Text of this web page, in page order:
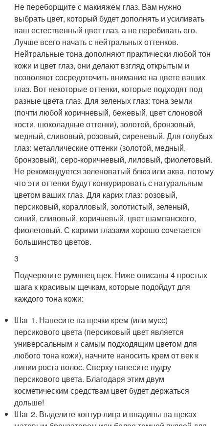
Не переборщите с макияжем глаз. Вам нужно
выбрать цвет, который будет дополнять и усиливать
ваш естественный цвет глаз, а не перебивать его.
Лучше всего начать с нейтральных оттенков.
Нейтральные тона дополняют практически любой тон
кожи и цвет глаз, они делают взгляд открытым и
позволяют сосредоточить внимание на цвете ваших
глаз. Вот некоторые оттенки, которые подходят под
разные цвета глаз. Для зеленых глаз: тона земли
(почти любой коричневый, бежевый, цвет слоновой
кости, шоколадные оттенки), золотой, бронзовый,
медный, сливовый, розовый, сиреневый. Для голубых
глаз: металлические оттенки (золотой, медный,
бронзовый), серо-коричневый, лиловый, фиолетовый.
Не рекомендуется зеленоватый блюз или аква, потому
что эти оттенки будут конкурировать с натуральным
цветом ваших глаз. Для карих глаз: розовый,
персиковый, коралловый, золотистый, зеленый,
синий, сливовый, коричневый, цвет шампанского,
фиолетовый. С карими глазами хорошо сочетается
большинство цветов.
3
Подчеркните румянец щек. Ниже описаны 4 простых
шага к красивым щечкам, которые подойдут для
каждого тона кожи:
Шаг 1. Нанесите на щечки крем (или мусс)
персикового цвета (персиковый цвет является
универсальным и самым подходящим цветом для
любого тона кожи), начните наносить крем от век к
линии роста волос. Сверху нанесите пудру
персикового цвета. Благодаря этим двум
косметическим средствам цвет будет держаться
дольше!
Шаг 2. Выделите контур лица и впадины на щеках